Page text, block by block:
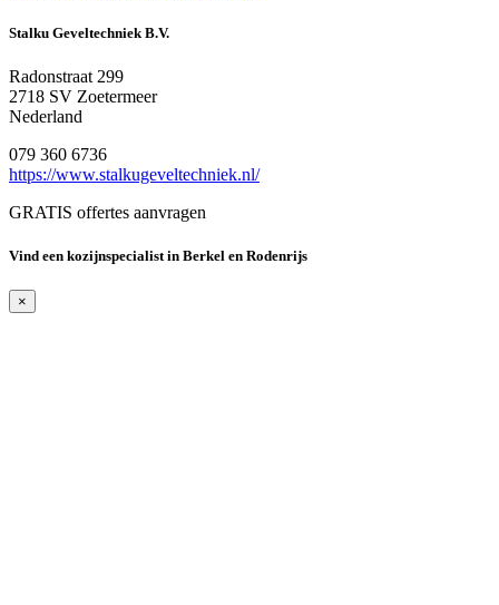
Stalku Geveltechniek B.V.
Radonstraat 299
2718 SV Zoetermeer
Nederland
079 360 6736
https://www.stalkugeveltechniek.nl/
GRATIS offertes aanvragen
Vind een kozijnspecialist in Berkel en Rodenrijs
×